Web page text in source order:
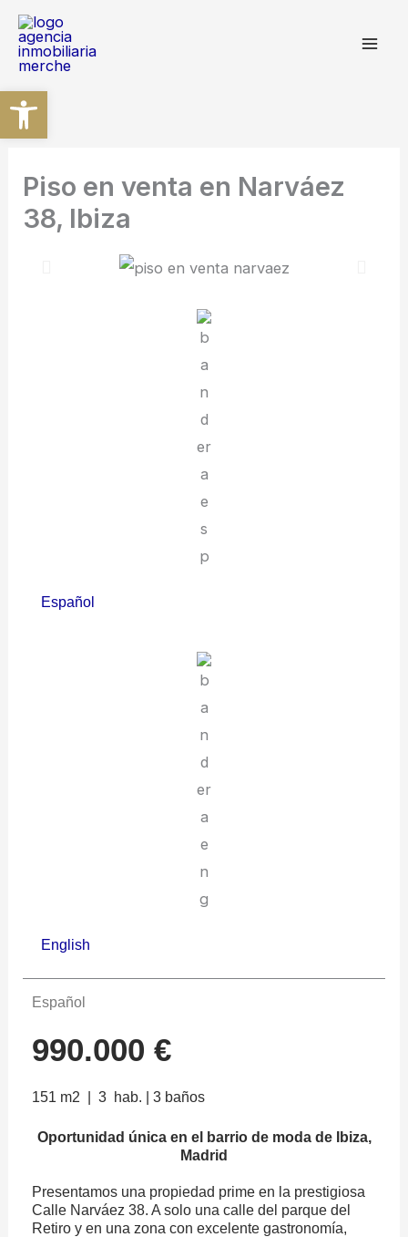
Abrir barra de herramientas
contenido
Piso en venta en Narváez
38, Ibiza
Español
English
Español
990.000 €
151 m2 | 3 hab. | 3 baños
Oportunidad única en el barrio de moda de Ibiza,
Madrid
Presentamos una propiedad prime en la prestigiosa
Calle Narváez 38. A solo una calle del parque del
Retiro y en una zona con excelente gastronomía,